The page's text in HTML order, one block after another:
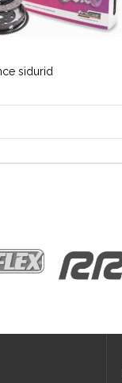
sidurid